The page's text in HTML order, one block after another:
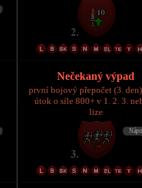
Nečekaný výpad
první bojový přepočet (3.
útok o síle 800+ v 1. 2. 3.
lize